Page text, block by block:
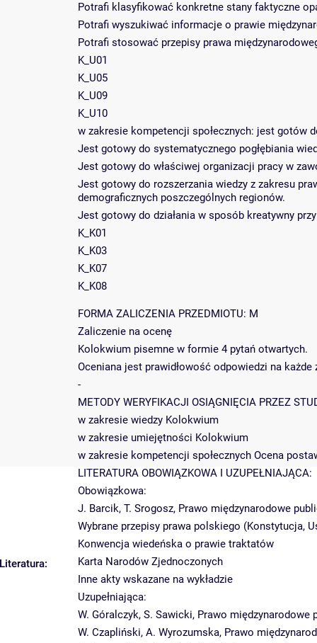
Potrafi klasyfikować konkretne stany faktyczne
Potrafi wyszukiwać informacje o prawie
Potrafi stosować przepisy prawa
K_U01
K_U05
K_U09
K_U10
w zakresie kompetencji społecznych: jest gotów
Jest gotowy do systematycznego pogłębiania
Jest gotowy do właściwej organizacji pracy w
Jest gotowy do rozszerzania wiedzy z zakresu
demograficznych poszczególnych regionów.
Jest gotowy do działania w sposób kreatywny
K_K01
K_K03
K_K07
K_K08
FORMA ZALICZENIA PRZEDMIOTU: M
Zaliczenie na ocenę
Kolokwium pisemne w formie 4 pytań otwartych.
Oceniana jest prawidłowość odpowiedzi na każde
-
METODY WERYFIKACJI OSIĄGNIĘCIA PRZEZ
w zakresie wiedzy Kolokwium
w zakresie umiejętności Kolokwium
w zakresie kompetencji społecznych Ocena
Literatura:
LITERATURA OBOWIĄZKOWA I UZUPEŁNIAJĄCA:
Obowiązkowa:
J. Barcik, T. Srogosz, Prawo międzynarodowe
Wybrane przepisy prawa polskiego (Konstytucja,
Konwencja wiedeńska o prawie traktatów
Karta Narodów Zjednoczonych
Inne akty wskazane na wykładzie
Uzupełniająca:
W. Góralczyk, S. Sawicki, Prawo
W. Czapliński, A. Wyrozumska, Prawo